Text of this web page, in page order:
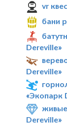
vr
бани
Dereville»
Dereville»
«Экопарк
Dereville»